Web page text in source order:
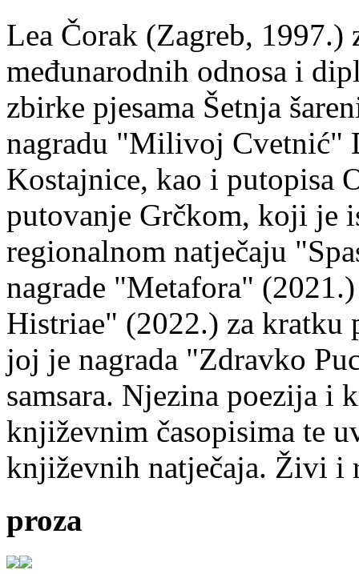
Lea Čorak (Zagreb,
međunarodnih odnosa i
zbirke pjesama Šetnja
nagradu "Milivoj Cvetnić"
Kostajnice, kao i putopisa
putovanje Grčkom, koji je
regionalnom natječaju
nagrade "Metafora"
Histriae" (2022.) za kratku
joj je nagrada "Zdravko
samsara. Njezina poezija i
književnim časopisima te
književnih natječaja. Živi i
proza